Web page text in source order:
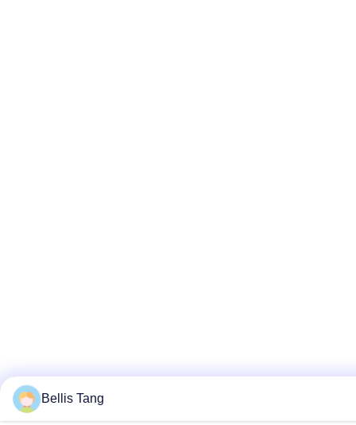
Bellis Tang